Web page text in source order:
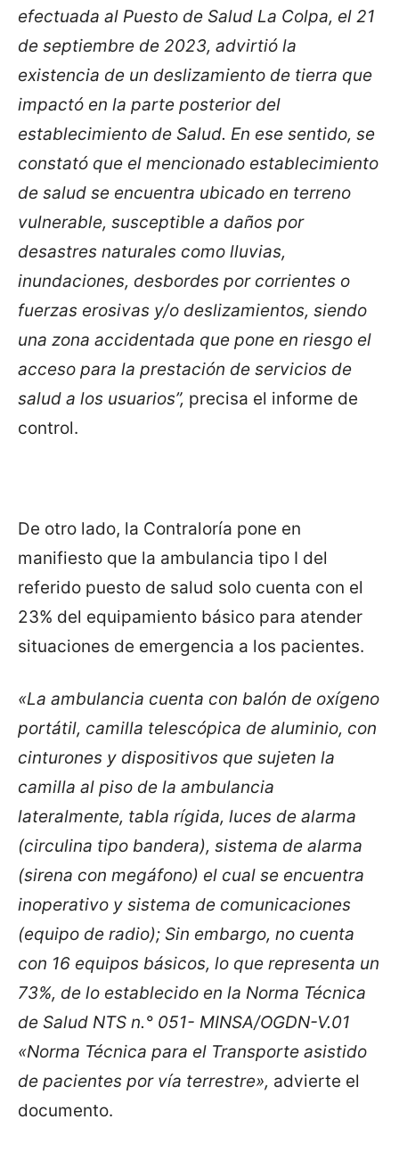
efectuada al Puesto de Salud La Colpa, el 21
de septiembre de 2023, advirtió la
existencia de un deslizamiento de tierra que
impactó en la parte posterior del
establecimiento de Salud. En ese sentido, se
constató que el mencionado establecimiento
de salud se encuentra ubicado en terreno
vulnerable, susceptible a daños por
desastres naturales como lluvias,
inundaciones, desbordes por corrientes o
fuerzas erosivas y/o deslizamientos, siendo
una zona accidentada que pone en riesgo el
acceso para la prestación de servicios de
salud a los usuarios”, precisa el informe de
control.
De otro lado, la Contraloría pone en
manifiesto que la ambulancia tipo I del
referido puesto de salud solo cuenta con el
23% del equipamiento básico para atender
situaciones de emergencia a los pacientes.
«La ambulancia cuenta con balón de oxígeno
portátil, camilla telescópica de aluminio, con
cinturones y dispositivos que sujeten la
camilla al piso de la ambulancia
lateralmente, tabla rígida, luces de alarma
(circulina tipo bandera), sistema de alarma
(sirena con megáfono) el cual se encuentra
inoperativo y sistema de comunicaciones
(equipo de radio); Sin embargo, no cuenta
con 16 equipos básicos, lo que representa un
73%, de lo establecido en la Norma Técnica
de Salud NTS n.° 051- MINSA/OGDN-V.01
«Norma Técnica para el Transporte asistido
de pacientes por vía terrestre», advierte el
documento.